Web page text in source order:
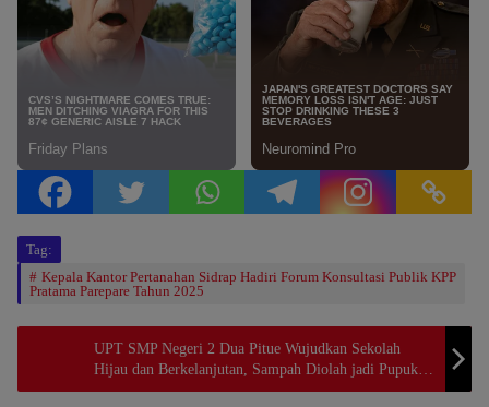
Tag:
Kepala Kantor Pertanahan Sidrap Hadiri Forum Konsultasi Publik KPP
Pratama Parepare Tahun 2025
UPT SMP Negeri 2 Dua Pitue Wujudkan Sekolah
Hijau dan Berkelanjutan, Sampah Diolah jadi Pupuk
organik